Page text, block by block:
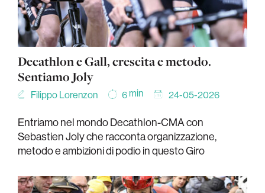
Decathlon e Gall, crescita e metodo.
Sentiamo Joly
Filippo Lorenzon 6min 24-05-2026
Entriamo nel mondo Decathlon-CMA con
Sebastien Joly che racconta organizzazione,
metodo e ambizioni di podio in questo Giro